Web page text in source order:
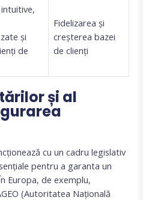
și
de
Fidelizarea și
creșterea bazei
de clienți
și al
cu un cadru legislativ
pentru a garanta un
Europa, de exemplu,
(Autoritatea Națională